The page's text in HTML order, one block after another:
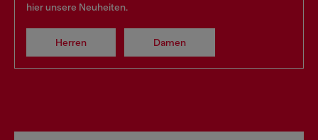
hier unsere Neuheiten.
Herren Damen